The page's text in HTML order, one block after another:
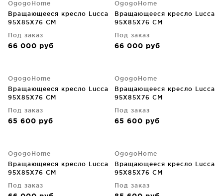
OgogoHome
Вращающееся кресло Lucca
95X85X76 CM
Под заказ
66 000 руб
OgogoHome
Вращающееся кресло Lucca
95X85X76 CM
Под заказ
66 000 руб
OgogoHome
Вращающееся кресло Lucca
95X85X76 CM
Под заказ
65 600 руб
OgogoHome
Вращающееся кресло Lucca
95X85X76 CM
Под заказ
65 600 руб
OgogoHome
Вращающееся кресло Lucca
95X85X76 CM
Под заказ
OgogoHome
Вращающееся кресло Lucca
95X85X76 CM
Под заказ